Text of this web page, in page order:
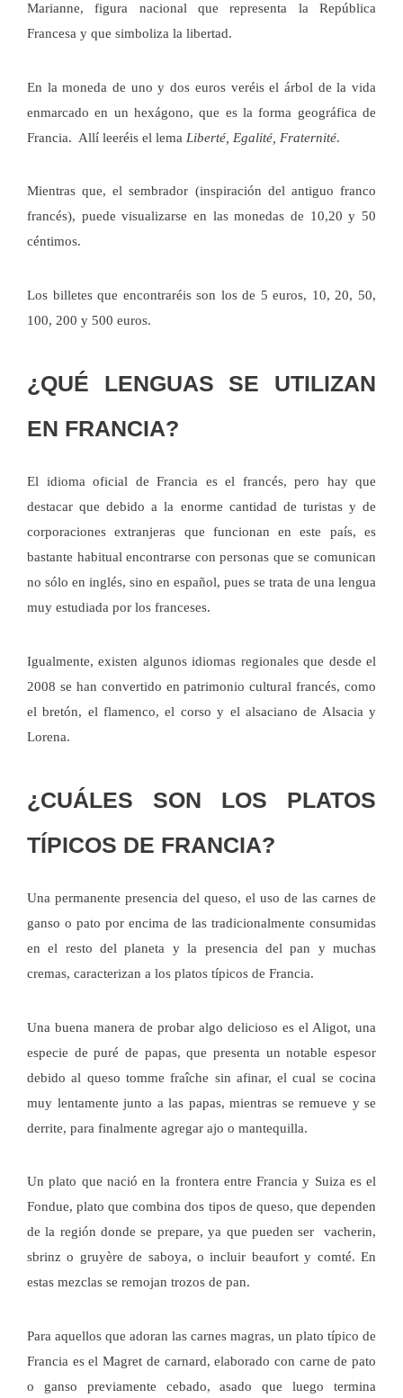
Marianne, figura nacional que representa la República
Francesa y que simboliza la libertad.
En la moneda de uno y dos euros veréis el árbol de la vida
enmarcado en un hexágono, que es la forma geográfica de
Francia. Allí leeréis el lema Liberté, Egalité, Fraternité.
Mientras que, el sembrador (inspiración del antiguo franco
francés), puede visualizarse en las monedas de 10,20 y 50
céntimos.
Los billetes que encontraréis son los de 5 euros, 10, 20, 50,
100, 200 y 500 euros.
¿QUÉ LENGUAS SE UTILIZAN
EN FRANCIA?
El idioma oficial de Francia es el francés, pero hay que
destacar que debido a la enorme cantidad de turistas y de
corporaciones extranjeras que funcionan en este país, es
bastante habitual encontrarse con personas que se comunican
no sólo en inglés, sino en español, pues se trata de una lengua
muy estudiada por los franceses.
Igualmente, existen algunos idiomas regionales que desde el
2008 se han convertido en patrimonio cultural francés, como
el bretón, el flamenco, el corso y el alsaciano de Alsacia y
Lorena.
¿CUÁLES SON LOS PLATOS
TÍPICOS DE FRANCIA?
Una permanente presencia del queso, el uso de las carnes de
ganso o pato por encima de las tradicionalmente consumidas
en el resto del planeta y la presencia del pan y muchas
cremas, caracterizan a los platos típicos de Francia.
Una buena manera de probar algo delicioso es el Aligot, una
especie de puré de papas, que presenta un notable espesor
debido al queso tomme fraîche sin afinar, el cual se cocina
muy lentamente junto a las papas, mientras se remueve y se
derrite, para finalmente agregar ajo o mantequilla.
Un plato que nació en la frontera entre Francia y Suiza es el
Fondue, plato que combina dos tipos de queso, que dependen
de la región donde se prepare, ya que pueden ser vacherin,
sbrinz o gruyère de saboya, o incluir beaufort y comté. En
estas mezclas se remojan trozos de pan.
Para aquellos que adoran las carnes magras, un plato típico de
Francia es el Magret de carnard, elaborado con carne de pato
o ganso previamente cebado, asado que luego termina